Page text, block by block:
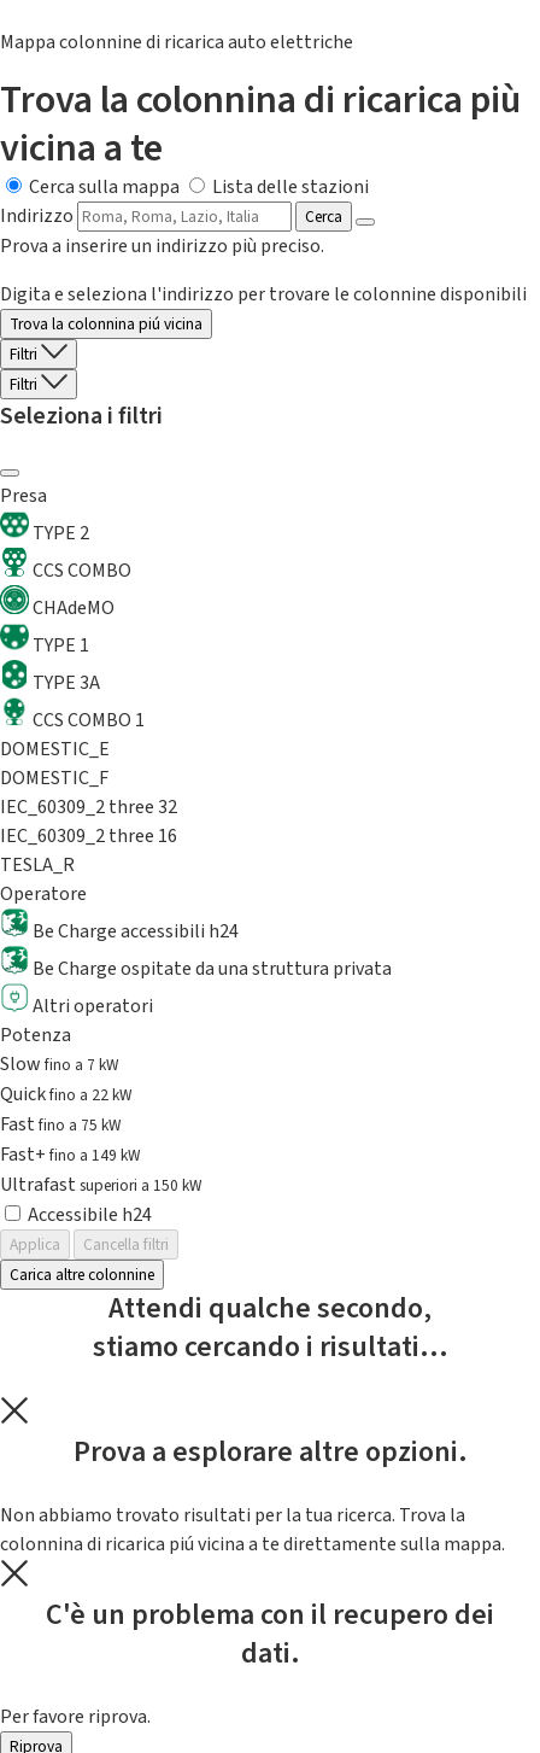
Mappa colonnine di ricarica auto elettriche
Trova la colonnina di ricarica più
vicina a te
Cerca sulla mappa
Lista delle stazioni
Indirizzo
Cerca
Prova a inserire un indirizzo più preciso.
Digita e seleziona l'indirizzo per trovare le colonnine disponibili
Trova la colonnina piú vicina
Filtri
Filtri
Seleziona i filtri
Presa
TYPE 2
CCS COMBO
CHAdeMO
TYPE 1
TYPE 3A
CCS COMBO 1
DOMESTIC_E
DOMESTIC_F
IEC_60309_2 three 32
IEC_60309_2 three 16
TESLA_R
Operatore
Be Charge accessibili h24
Be Charge ospitate da una struttura privata
Altri operatori
Potenza
Slowfino a 7 kW
Quickfino a 22 kW
Fastfino a 75 kW
Fast+fino a 149 kW
Ultrafast superiori a 150 kW
Accessibile h24
Applica
Cancella filtri
Carica altre colonnine
Attendi qualche secondo,
stiamo cercando i risultati...
Prova a esplorare altre opzioni.
Non abbiamo trovato risultati per la tua ricerca. Trova la
colonnina di ricarica piú vicina a te direttamente sulla mappa.
C'è un problema con il recupero dei
dati.
Per favore riprova.
Riprova